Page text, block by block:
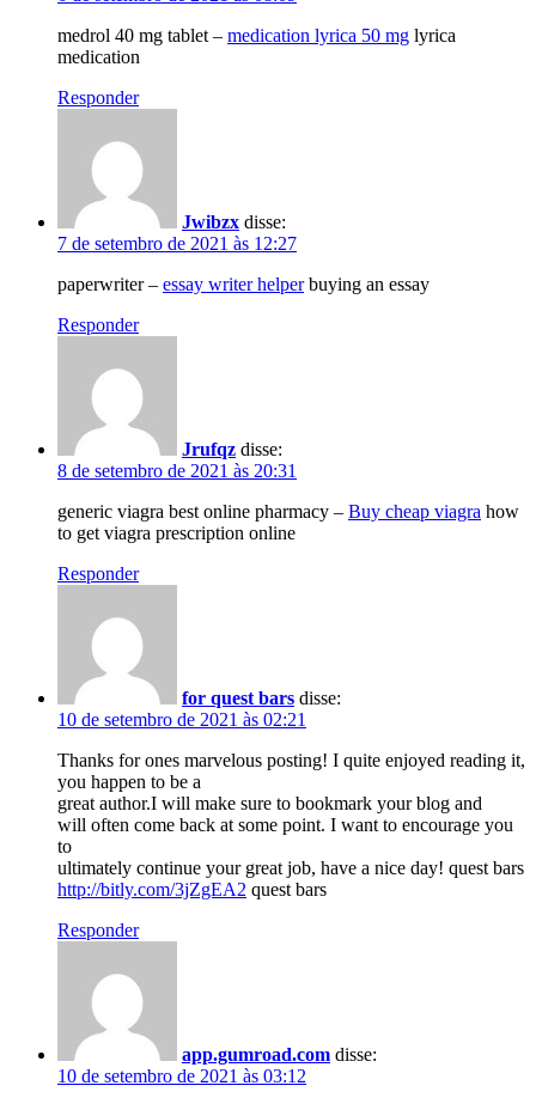
medrol 40 mg tablet – medication lyrica 50 mg lyrica
medication
Responder
Jwibzx disse:
7 de setembro de 2021 às 12:27
paperwriter – essay writer helperbuying an essay
Responder
Jrufqz disse:
8 de setembro de 2021 às 20:31
generic viagra best online pharmacy – Buy cheap viagra how
to get viagra prescription online
Responder
for quest bars disse:
10 de setembro de 2021 às 02:21
Thanks for ones marvelous posting! I quite enjoyed reading it,
you happen to be a
great author.I will make sure to bookmark your blog and
will often come back at some point. I want to encourage you
to
ultimately continue your great job, have a nice day! quest bars
http://bitly.com/3jZgEA2 quest bars
Responder
app.gumroad.com disse:
10 de setembro de 2021 às 03:12